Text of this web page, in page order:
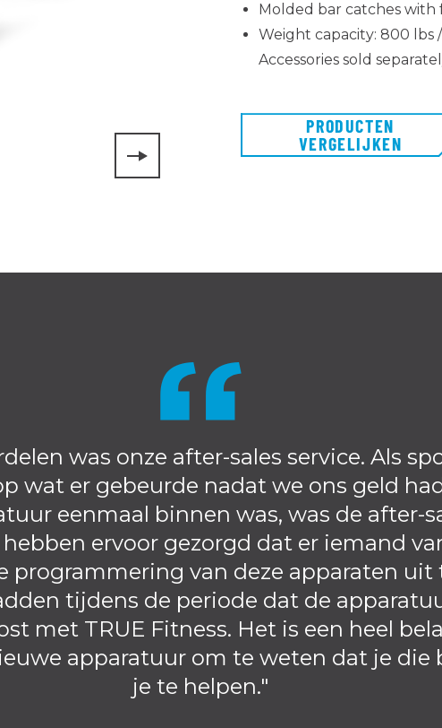
Molded bar catches
Weight capacity: 800 lbs
Accessories sold
PRODUCTEN
VERGELIJKEN
was onze after-sales service. Als
wat er gebeurde nadat we ons geld
eenmaal binnen was, was de after-
ervoor gezorgd dat er iemand
programmering van deze apparaten uit
tijdens de periode dat de
met TRUE Fitness. Het is een heel
apparatuur om te weten dat je die
je te helpen."